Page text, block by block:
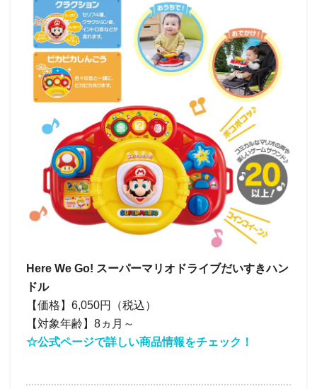
Here We Go! スーパーマリオドライブだいすきハン
ドル
【価格】6,050円（税込）
【対象年齢】8ヵ月～
☆公式ページで詳しい商品情報をチェック！